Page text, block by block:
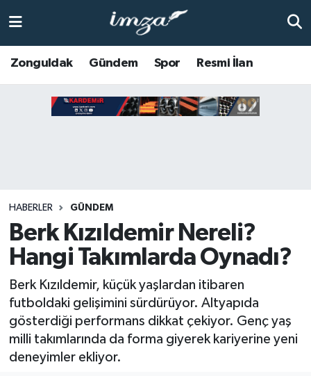
Zonguldak Gündem Spor Resmi İlan
HABERLER GÜNDEM
Berk Kızıldemir Nereli?
Hangi Takımlarda Oynadı?
Berk Kızıldemir, küçük yaşlardan itibaren
futboldaki gelişimini sürdürüyor. Altyapıda
gösterdiği performans dikkat çekiyor. Genç yaş
milli takımlarında da forma giyerek kariyerine yeni
deneyimler ekliyor.
Anasayfa
BARTIN
BOLU
ÇAYCUMA
DEVREK
Zonguldak Hava Durumu
Son Dakika Haberleri
Haber Arşivi